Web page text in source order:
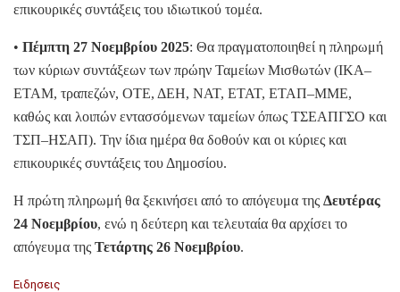
επικουρικές συντάξεις του ιδιωτικού τομέα.
• Πέμπτη 27 Νοεμβρίου 2025: Θα πραγματοποιηθεί η πληρωμή
των κύριων συντάξεων των πρώην Ταμείων Μισθωτών (ΙΚΑ–
ΕΤΑΜ, τραπεζών, ΟΤΕ, ΔΕΗ, ΝΑΤ, ΕΤΑΤ, ΕΤΑΠ–ΜΜΕ,
καθώς και λοιπών εντασσόμενων ταμείων όπως ΤΣΕΑΠΓΣΟ και
ΤΣΠ–ΗΣΑΠ). Την ίδια ημέρα θα δοθούν και οι κύριες και
επικουρικές συντάξεις του Δημοσίου.
Η πρώτη πληρωμή θα ξεκινήσει από το απόγευμα της Δευτέρας
24 Νοεμβρίου, ενώ η δεύτερη και τελευταία θα αρχίσει το
απόγευμα της Τετάρτης 26 Νοεμβρίου.
C
Ειδησεις